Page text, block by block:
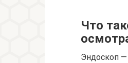
Что
Эндоскоп —